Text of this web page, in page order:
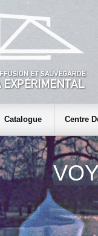
Catalogue Centre